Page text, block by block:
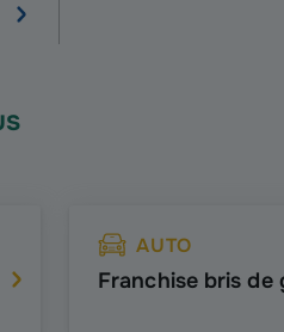
AUTO
Franchise bris de